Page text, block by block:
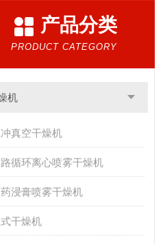
产品分类
PRODUCT CATEGORY
机
真空干燥机
循环离心喷雾干燥机
浸膏喷雾干燥机
干燥机